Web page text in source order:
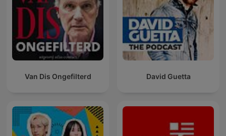
Van Dis Ongefilterd David Guetta